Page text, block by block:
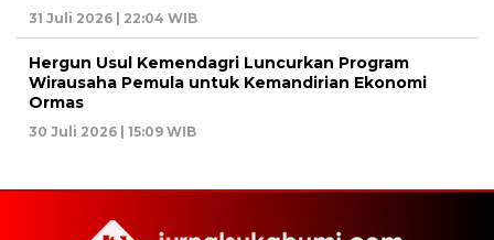
31 Juli 2026 | 22:04 WIB
Hergun Usul Kemendagri Luncurkan Program
Wirausaha Pemula untuk Kemandirian Ekonomi
Ormas
30 Juli 2026 | 15:09 WIB